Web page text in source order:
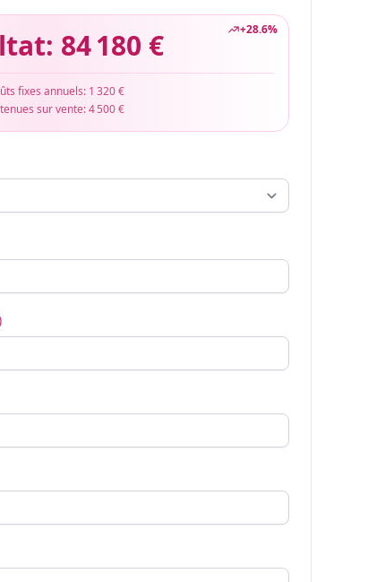
+28.6%
84 180 €
fixes annuels: 1 320 €
sur vente:4 500 €